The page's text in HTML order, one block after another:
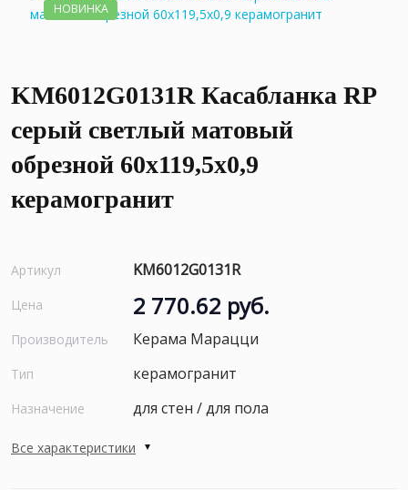
НОВИНКА
KM6012G0131R Касабланка RP
серый светлый матовый
обрезной 60x119,5x0,9
керамогранит
Артикул KM6012G0131R
Цена 2 770.62 руб.
Производитель Керама Марацци
Тип керамогранит
Назначение для стен / для пола
Все характеристики